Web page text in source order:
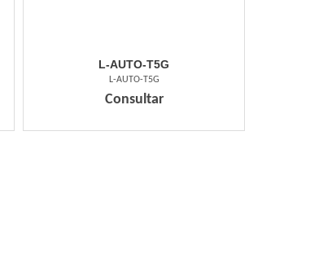
L-AUTO-T5G
L-AUTO-T5G
Consultar